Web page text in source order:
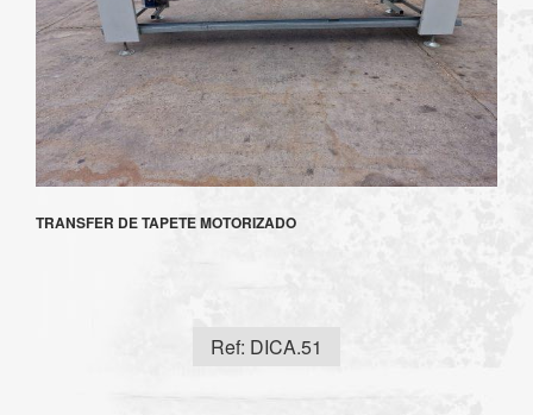
TRANSFER DE TAPETE MOTORIZADO
Ref: DICA.51